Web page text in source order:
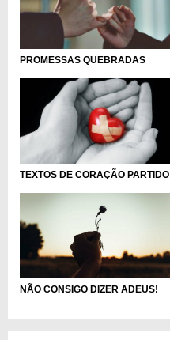
PROMESSAS QUEBRADAS
TEXTOS DE CORAÇÃO PARTIDO
NÃO CONSIGO DIZER ADEUS!